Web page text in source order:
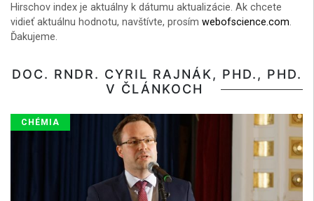
Hirschov index je aktuálny k dátumu aktualizácie. Ak chcete
vidieť aktuálnu hodnotu, navštívte, prosím webofscience.com.
Ďakujeme.
DOC. RNDR. CYRIL RAJNÁK, PHD., PHD.
V ČLÁNKOCH
CHÉMIA